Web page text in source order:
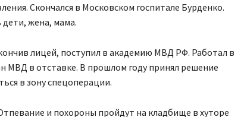
Скончался в Московском госпитале Бурденко.
дети, жена, мама.
лицей, поступил в академию МВД РФ. Работал в
МВД в отставке. В прошлом году принял решение
в зону спецоперации.
и похороны пройдут на кладбище в хуторе